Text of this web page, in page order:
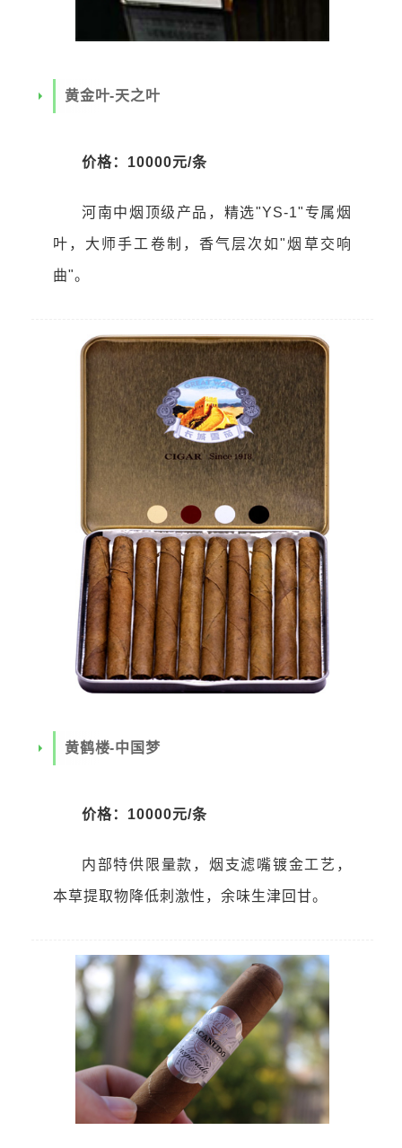
黄金叶-天之叶
价格：10000元/条
河南中烟顶级产品，精选"YS-1"专属烟
叶，大师手工卷制，香气层次如"烟草交响
曲"。
黄鹤楼-中国梦
价格：10000元/条
内部特供限量款，烟支滤嘴镀金工艺，
本草提取物降低刺激性，余味生津回甘。